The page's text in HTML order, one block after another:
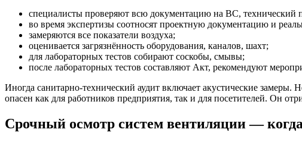
специалисты проверяют всю документацию на ВС, технический
во время экспертизы соотносят проектную документацию и
замеряются все показатели воздуха;
оценивается загрязнённость оборудования, каналов, шахт;
для лабораторных тестов собирают соскобы, смывы;
после лабораторных тестов составляют Акт, рекомендуют
Иногда санитарно-технический аудит включает акустические
опасен как для работников предприятия, так и для посетителей. Он
Срочный осмотр систем вентиляции —